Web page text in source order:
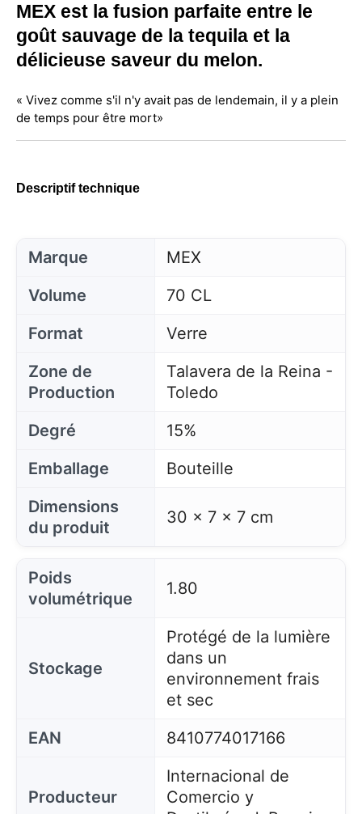
MEX est la fusion parfaite entre le
goût sauvage de la tequila et la
délicieuse saveur du melon.
« Vivez comme s'il n'y avait pas de lendemain, il y a plein
de temps pour être mort»
Descriptif technique
Marque
MEX
Volume
70 CL
Format
Verre
Zone de
Production
Talavera de la Reina -
Toledo
Degré
15%
Emballage
Bouteille
Dimensions
du produit
30 x 7 x 7 cm
Poids
volumétrique
1.80
Stockage
Protégé de la lumière
dans un
environnement frais
et sec
EAN
8410774017166
Producteur
Internacional de
Comercio y